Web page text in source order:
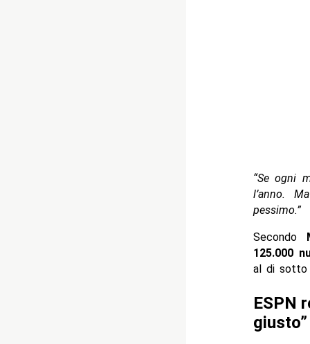
“Se ogni
l’anno.
pessimo.”
Secondo
125.000
al di sotto
ESPN
giusto”